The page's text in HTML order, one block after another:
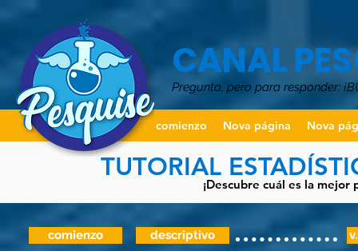
CANAL
Pregunta, pero para responder:
comienzo Nova página Nova
TUTORIAL
¡Descubre cuál es la
comienzo descriptivo